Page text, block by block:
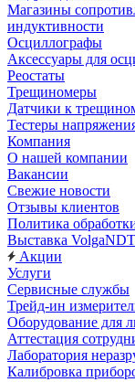
Магазины
индуктивности
Осциллографы
Аксессуары для
Реостаты
Трещиномеры
Датчики к
Тестеры
Компания
О нашей компании
Вакансии
Свежие новости
Отзывы клиентов
Политика
Выставка
Акции
Услуги
Сервисные службы
Трейд-ин
Оборудование для
Аттестация
Лаборатория
Калибровка